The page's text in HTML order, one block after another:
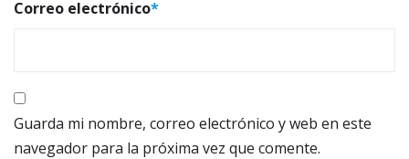
Correo electrónico*
Guarda mi nombre, correo electrónico y web en este
navegador para la próxima vez que comente.